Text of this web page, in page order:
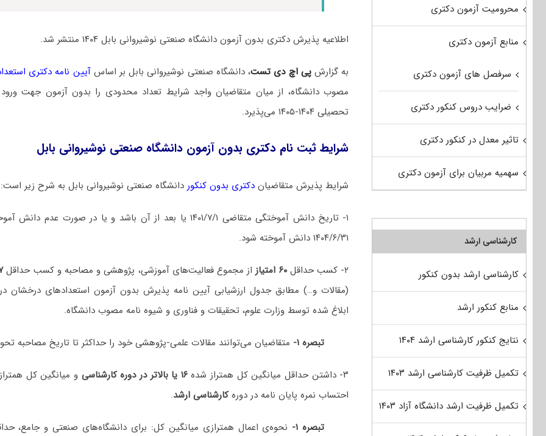
اطلاعیه پذیرش دکتری بدون آزمون دانشگاه صنعتی نوشیروانی بابل ۱۴۰۴ منتشر شد.
به گزارشپی اچ دی تست، دانشگاه صنعتی نوشیروانی بابل بر اساسآیین نامه دکتری
مصوب دانشگاه، از میان متقاضیان واجد شرایط تعداد محدودی را بدون آزمون جهت
تحصیلی ۱۴۰۴-۱۴۰۵ می‌پذیرد.
شرایط ثبت نام دکتری بدون آزمون دانشگاه صنعتی نوشیروانی بابل
شرایط پذیرش متقاضیان دکتری بدون کنکور دانشگاه صنعتی نوشیروانی بابل به شرح زیر است:
۱- تاریخ دانش آموختگی متقاضی ۱۴۰۱/۷/۱ یا بعد از آن باشد و یا در صورت‌
۱۴۰۴/۶/۳۱ دانش آموخته شود.
۲- کسب حداقل ۶۰ امتیاز از مجموع فعالیت‌های آموزشی، پژوهشی و مصاحبه و کسب حداقل۷ امتیاز
(مقالات و…) مطابق جدول ارزشیابی آیین نامه پذیرش بدون آزمون استعدادهای درخشان
ابلاغ شده توسط وزارت علوم، تحقیقات و فناوری و شیوه نامه مصوب دانشگاه.
تبصره ۱- متقاضیان می‌توانند مقالات علمی-پژوهشی خود را حداکثر تا تاریخ مصاحبه
۳- داشتن حداقل میانگین کل همتراز شده ۱۶ یا بالاتر در دوره کارشناسی
و میانگین کل
احتساب نمره پایان نامه در دورهکارشناسی ارشد.
تبصره ۱- نحوه‌ی اعمال همترازی میانگین کل: برای دانشگاه‌های صنعتی و جامع،
محرومیت آزمون دکتری
منابع آزمون دکتری
سرفصل های آزمون دکتری
ضرایب دروس کنکور دکتری
تاثیر معدل در کنکور دکتری
سهمیه مربیان برای آزمون دکتری
کارشناسی ارشد
کارشناسی ارشد بدون کنکور
منابع کنکور ارشد
نتایج کنکور کارشناسی ارشد ۱۴۰۴
تکمیل ظرفیت کارشناسی ارشد ۱۴۰۳
تکمیل ظرفیت ارشد دانشگاه آزاد ۱۴۰۳